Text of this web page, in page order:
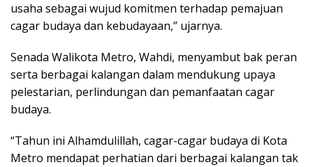
usaha sebagai wujud komitmen terhadap pemajuan
cagar budaya dan kebudayaan,” ujarnya.
Senada Walikota Metro, Wahdi, menyambut bak peran
serta berbagai kalangan dalam mendukung upaya
pelestarian, perlindungan dan pemanfaatan cagar
budaya.
“Tahun ini Alhamdulillah, cagar-cagar budaya di Kota
Metro mendapat perhatian dari berbagai kalangan tak